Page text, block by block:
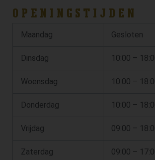
OPENINGSTIJDEN
Maandag Gesloten
Dinsdag 10:00 –
Woensdag 10:00 –
Donderdag 10:00 –
Vrijdag 09:00 –
Zaterdag 09:00 –